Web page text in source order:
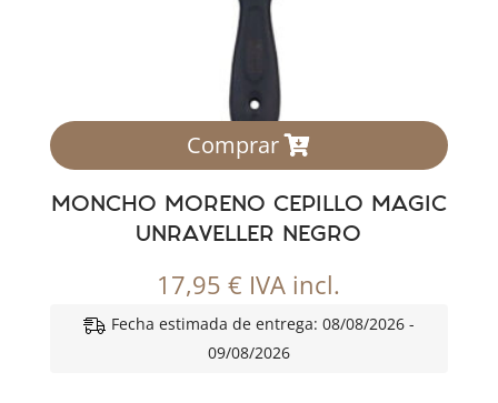
Comprar
MONCHO MORENO CEPILLO MAGIC
UNRAVELLER NEGRO
17,95€ IVA incl.
Fecha estimada de entrega: 08/08/2026 -
09/08/2026